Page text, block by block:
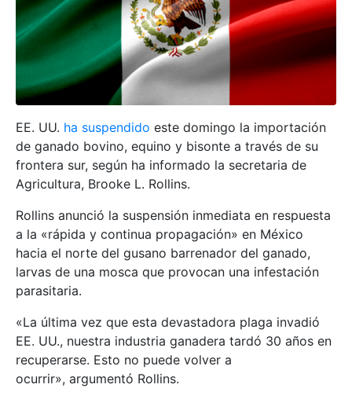
EE. UU. ha suspendido este domingo la importación
de ganado bovino, equino y bisonte a través de su
frontera sur, según ha informado la secretaria de
Agricultura, Brooke L. Rollins.
Rollins anunció la suspensión inmediata en respuesta
a la «rápida y continua propagación» en México
hacia el norte del gusano barrenador del ganado,
larvas de una mosca que provocan una infestación
parasitaria.
«La última vez que esta devastadora plaga invadió
EE. UU., nuestra industria ganadera tardó 30 años en
recuperarse. Esto no puede volver a
ocurrir», argumentó Rollins.